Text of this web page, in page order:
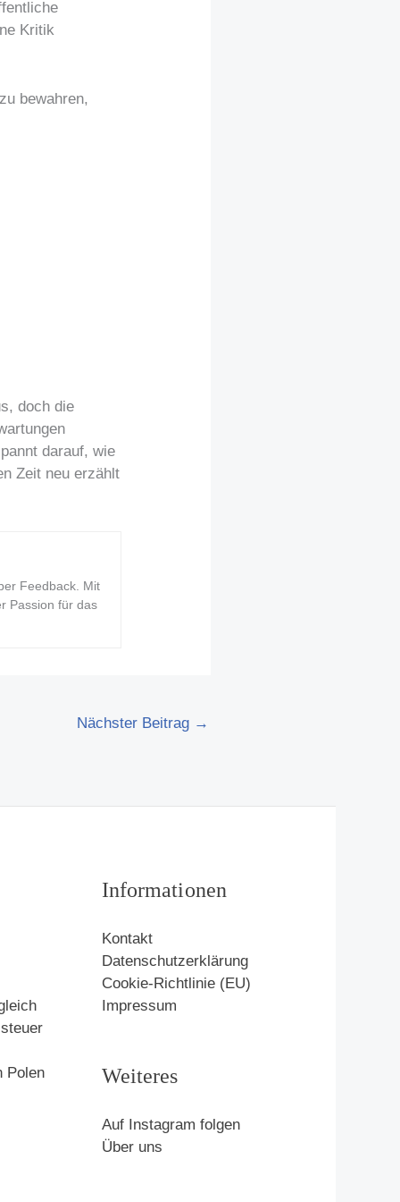
Kritik
bewahren,
doch die
darauf, wie
Zeit neu erzählt
Feedback. Mit
Passion für das
Nächster Beitrag →
Polen
Informationen
Kontakt
Datenschutzerklärung
Cookie-Richtlinie (EU)
Impressum
Weiteres
Auf Instagram folgen
Über uns